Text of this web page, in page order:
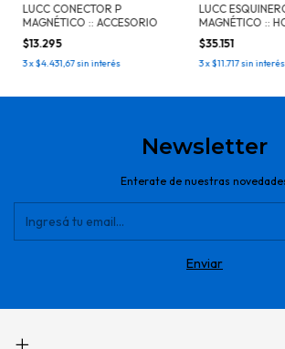
LUCC CONECTOR P
MAGNÉTICO :: ACCESORIO
$13.295
3x$4.431,67sin interés
LUCC
MAGNÉTICO ::
:: APLIQUE
$35.151
3x$11.717sin interés
Newsletter
Enterate de nuestras